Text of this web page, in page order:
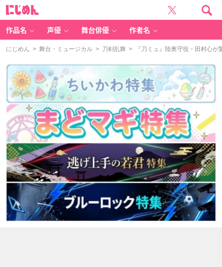
作品名 声優 舞台俳優 作者名
にじめん > 舞台・ミュージカル > 刀剣乱舞 > 『刀ミュ』陸奥守役・田村心が